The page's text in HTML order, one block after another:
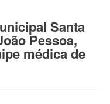
Santa
Pessoa,
médica de